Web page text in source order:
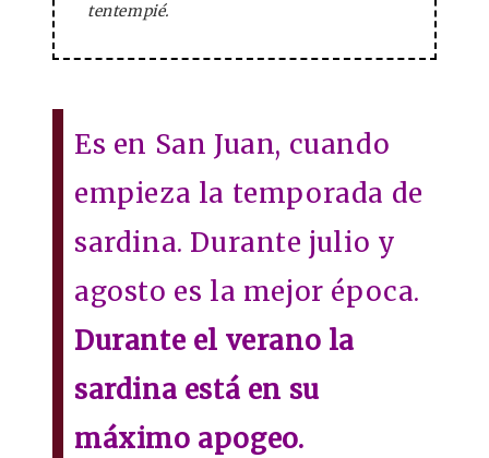
tentempié.
Es en San Juan, cuando
empieza la temporada de
sardina. Durante julio y
agosto es la mejor época.
Durante el verano la
sardina está en su
máximo apogeo.